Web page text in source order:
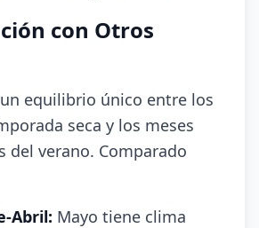
con Otros
equilibrio único entre los
seca y los meses
del verano. Comparado
Abril: Mayo tiene clima